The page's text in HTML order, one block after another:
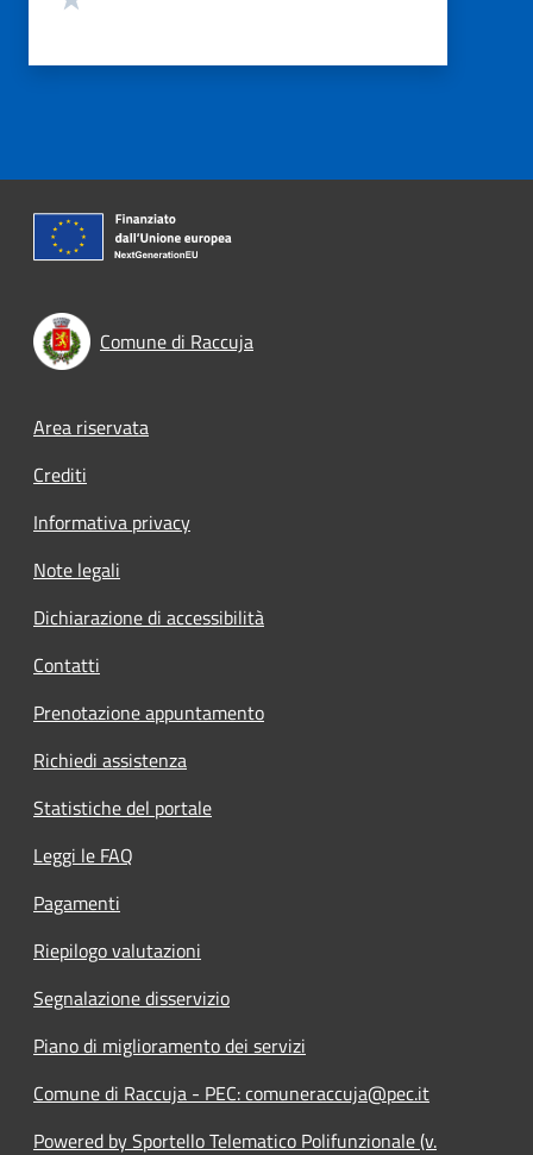
Comune di Raccuja
Footer menu
Area riservata
Crediti
Informativa privacy
Note legali
Dichiarazione di accessibilità
Contatti
Prenotazione appuntamento
Richiedi assistenza
Statistiche del portale
Leggi le FAQ
Pagamenti
Riepilogo valutazioni
Segnalazione disservizio
Piano di miglioramento dei servizi
Comune di Raccuja - PEC: comuneraccuja@pec.it
Powered by Sportello Telematico Polifunzionale (v.